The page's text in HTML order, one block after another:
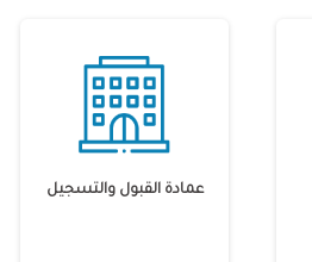
عمادة القبول والتسجيل